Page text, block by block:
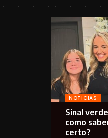
NOTICIAS
Sinal
como
certo?